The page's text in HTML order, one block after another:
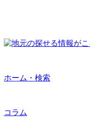
ホーム・検索
コラム